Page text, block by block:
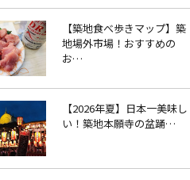
探し(1） アルバイト(1）
ショップ(1） あんぱん(1）
(4）
ン(6） イタリアンバル(1）
ンレストラン(1）
【築地食べ歩きマップ】築
地場外市場！おすすめの
お…
【2026年夏】日本一美味し
い！築地本願寺の盆踊…